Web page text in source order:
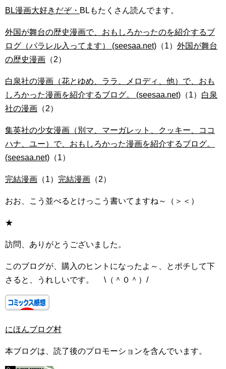
BL漫画大好きだぞ・ BLもたくさん読んでます。
外国が舞台の歴史漫画で、おもしろかったのを紹介するブ
ログ（パラレル入ってます） (seesaa.net) （1） 外国が舞台
の歴史漫画 （2）
白泉社の漫画（花とゆめ、ララ、メロディ、他）で、おも
しろかった漫画を紹介するブログ。 (seesaa.net) （1） 白泉
社の漫画 （2）
集英社の少女漫画（別マ、マーガレット、クッキー、ココ
ハナ、ユー）で、おもしろかった漫画を紹介するブログ。
(seesaa.net) （1）
完結漫画 （1） 完結漫画 （2）
おお、こう並べるとけっこう書いてますね～（＞＜）
★
訪問、ありがとうございました。
このブログが、購入のヒントになったよ～、とポチして下
さると、うれしいです。 \（＾０＾）/
にほんブログ村
本ブログは、読了後のプロモーションを含んでいます。